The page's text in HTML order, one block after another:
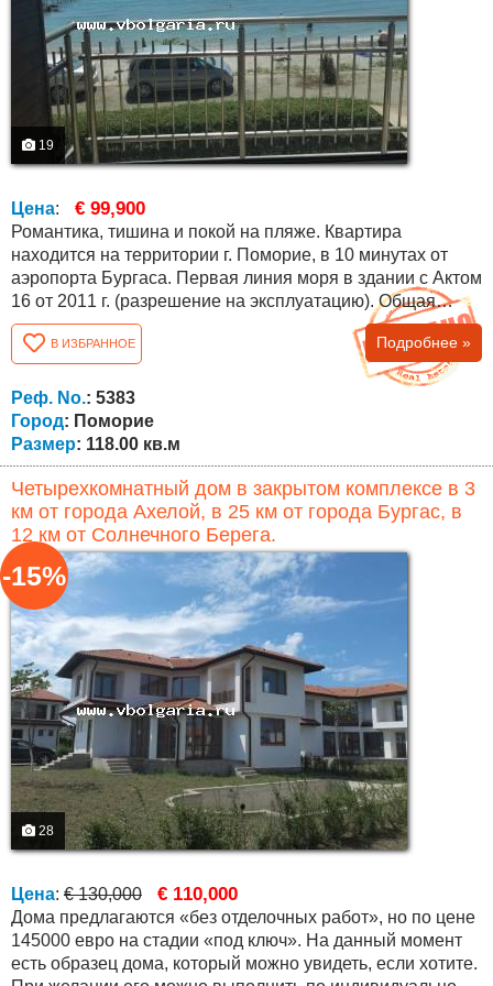
19
Цена: € 99,900
Романтика, тишина и покой на пляже. Квартира
находится на территории г. Поморие, в 10 минутах от
аэропорта Бургаса. Первая линия моря в здании с Актом
16 от 2011 г. (разрешение на эксплуатацию). Общая
площадь квартиры составляет 118 кв.м., 2-ой этаж
(реальный) 6-ти этажного дома, бассейн, лифт, парковка.
Распределение: Никаких переходных комнат!
Просторная гостиная с кухней и большой террасой,
выходящая на южную сторону и потрясающий...
В ИЗБРАННОЕ Подробнее »
Реф. No.: 5383
Город: Поморие
Размер: 118.00 кв.м
Четырехкомнатный дом в закрытом комплексе в 3
км от города Ахелой, в 25 км от города Бургас, в
12 км от Солнечного Берега.
28
-15%
Цена: € 130,000 € 110,000
Дома предлагаются «без отделочных работ», но по цене
145000 евро на стадии «под ключ». На данный момент
есть образец дома, который можно увидеть, если хотите.